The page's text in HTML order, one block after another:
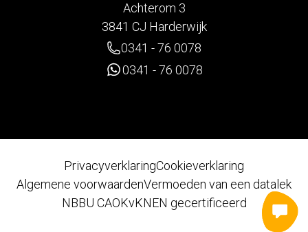
Achterom 3
3841 CJ Harderwijk
0341 - 76 0078
0341 - 76 0078
PrivacyverklaringCookieverklaring
Algemene voorwaardenVermoeden van een datalek
NBBU CAOKvKNEN gecertificeerd